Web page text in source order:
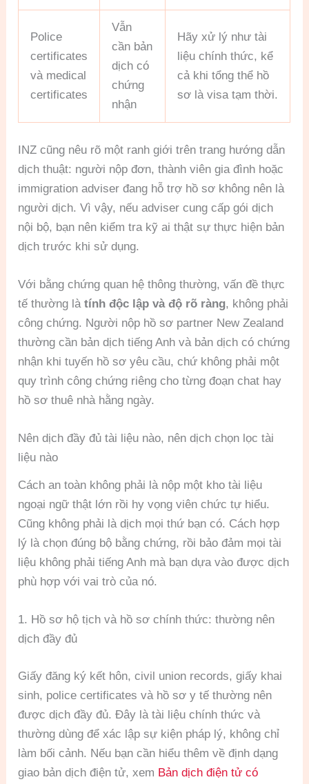
Police
certificates
và medical
certificates
Vẫn
cần bản
dịch có
chứng
nhận
Hãy xử lý như tài
liệu chính thức, kể
cả khi tổng thể hồ
sơ là visa tạm thời.
INZ cũng nêu rõ một ranh giới trên trang hướng dẫn
dịch thuật: người nộp đơn, thành viên gia đình hoặc
immigration adviser đang hỗ trợ hồ sơ không nên là
người dịch. Vì vậy, nếu adviser cung cấp gói dịch
nội bộ, bạn nên kiểm tra kỹ ai thật sự thực hiện bản
dịch trước khi sử dụng.
Với bằng chứng quan hệ thông thường, vấn đề thực
tế thường làtính độc lập và độ rõ ràng, không phải
công chứng. Người nộp hồ sơ partner New Zealand
thường cần bản dịch tiếng Anh và bản dịch có chứng
nhận khi tuyến hồ sơ yêu cầu, chứ không phải một
quy trình công chứng riêng cho từng đoạn chat hay
hồ sơ thuê nhà hằng ngày.
Nên dịch đầy đủ tài liệu nào, nên dịch chọn lọc tài
liệu nào
Cách an toàn không phải là nộp một kho tài liệu
ngoại ngữ thật lớn rồi hy vọng viên chức tự hiểu.
Cũng không phải là dịch mọi thứ bạn có. Cách hợp
lý là chọn đúng bộ bằng chứng, rồi bảo đảm mọi tài
liệu không phải tiếng Anh mà bạn dựa vào được dịch
phù hợp với vai trò của nó.
1. Hồ sơ hộ tịch và hồ sơ chính thức: thường nên
dịch đầy đủ
Giấy đăng ký kết hôn, civil union records, giấy khai
sinh, police certificates và hồ sơ y tế thường nên
được dịch đầy đủ. Đây là tài liệu chính thức và
thường dùng để xác lập sự kiện pháp lý, không chỉ
làm bối cảnh. Nếu bạn cần hiểu thêm về định dạng
giao bản dịch điện tử, xem Bản dịch điện tử có